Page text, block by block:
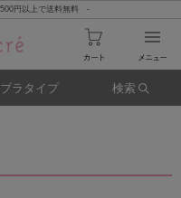
円以上で送料無料 -
ブラタイプ 検索